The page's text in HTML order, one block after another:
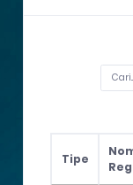
Tipe